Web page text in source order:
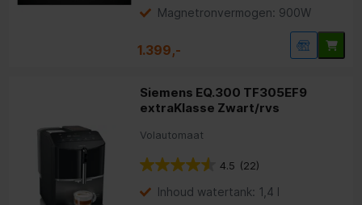
Magnetronvermogen: 900W
1.399,-
Siemens EQ.300 TF305EF9
extraKlasse Zwart/rvs
Volautomaat
4.5 (22)
Inhoud watertank: 1,4 l